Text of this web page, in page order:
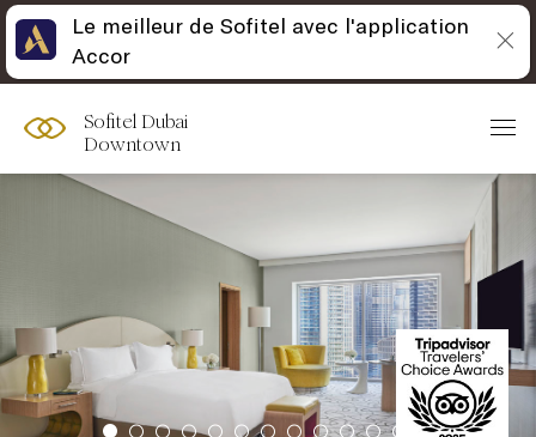
Sofitel Dubai
Downtown
Le meilleur de Sofitel avec l'application
Accor